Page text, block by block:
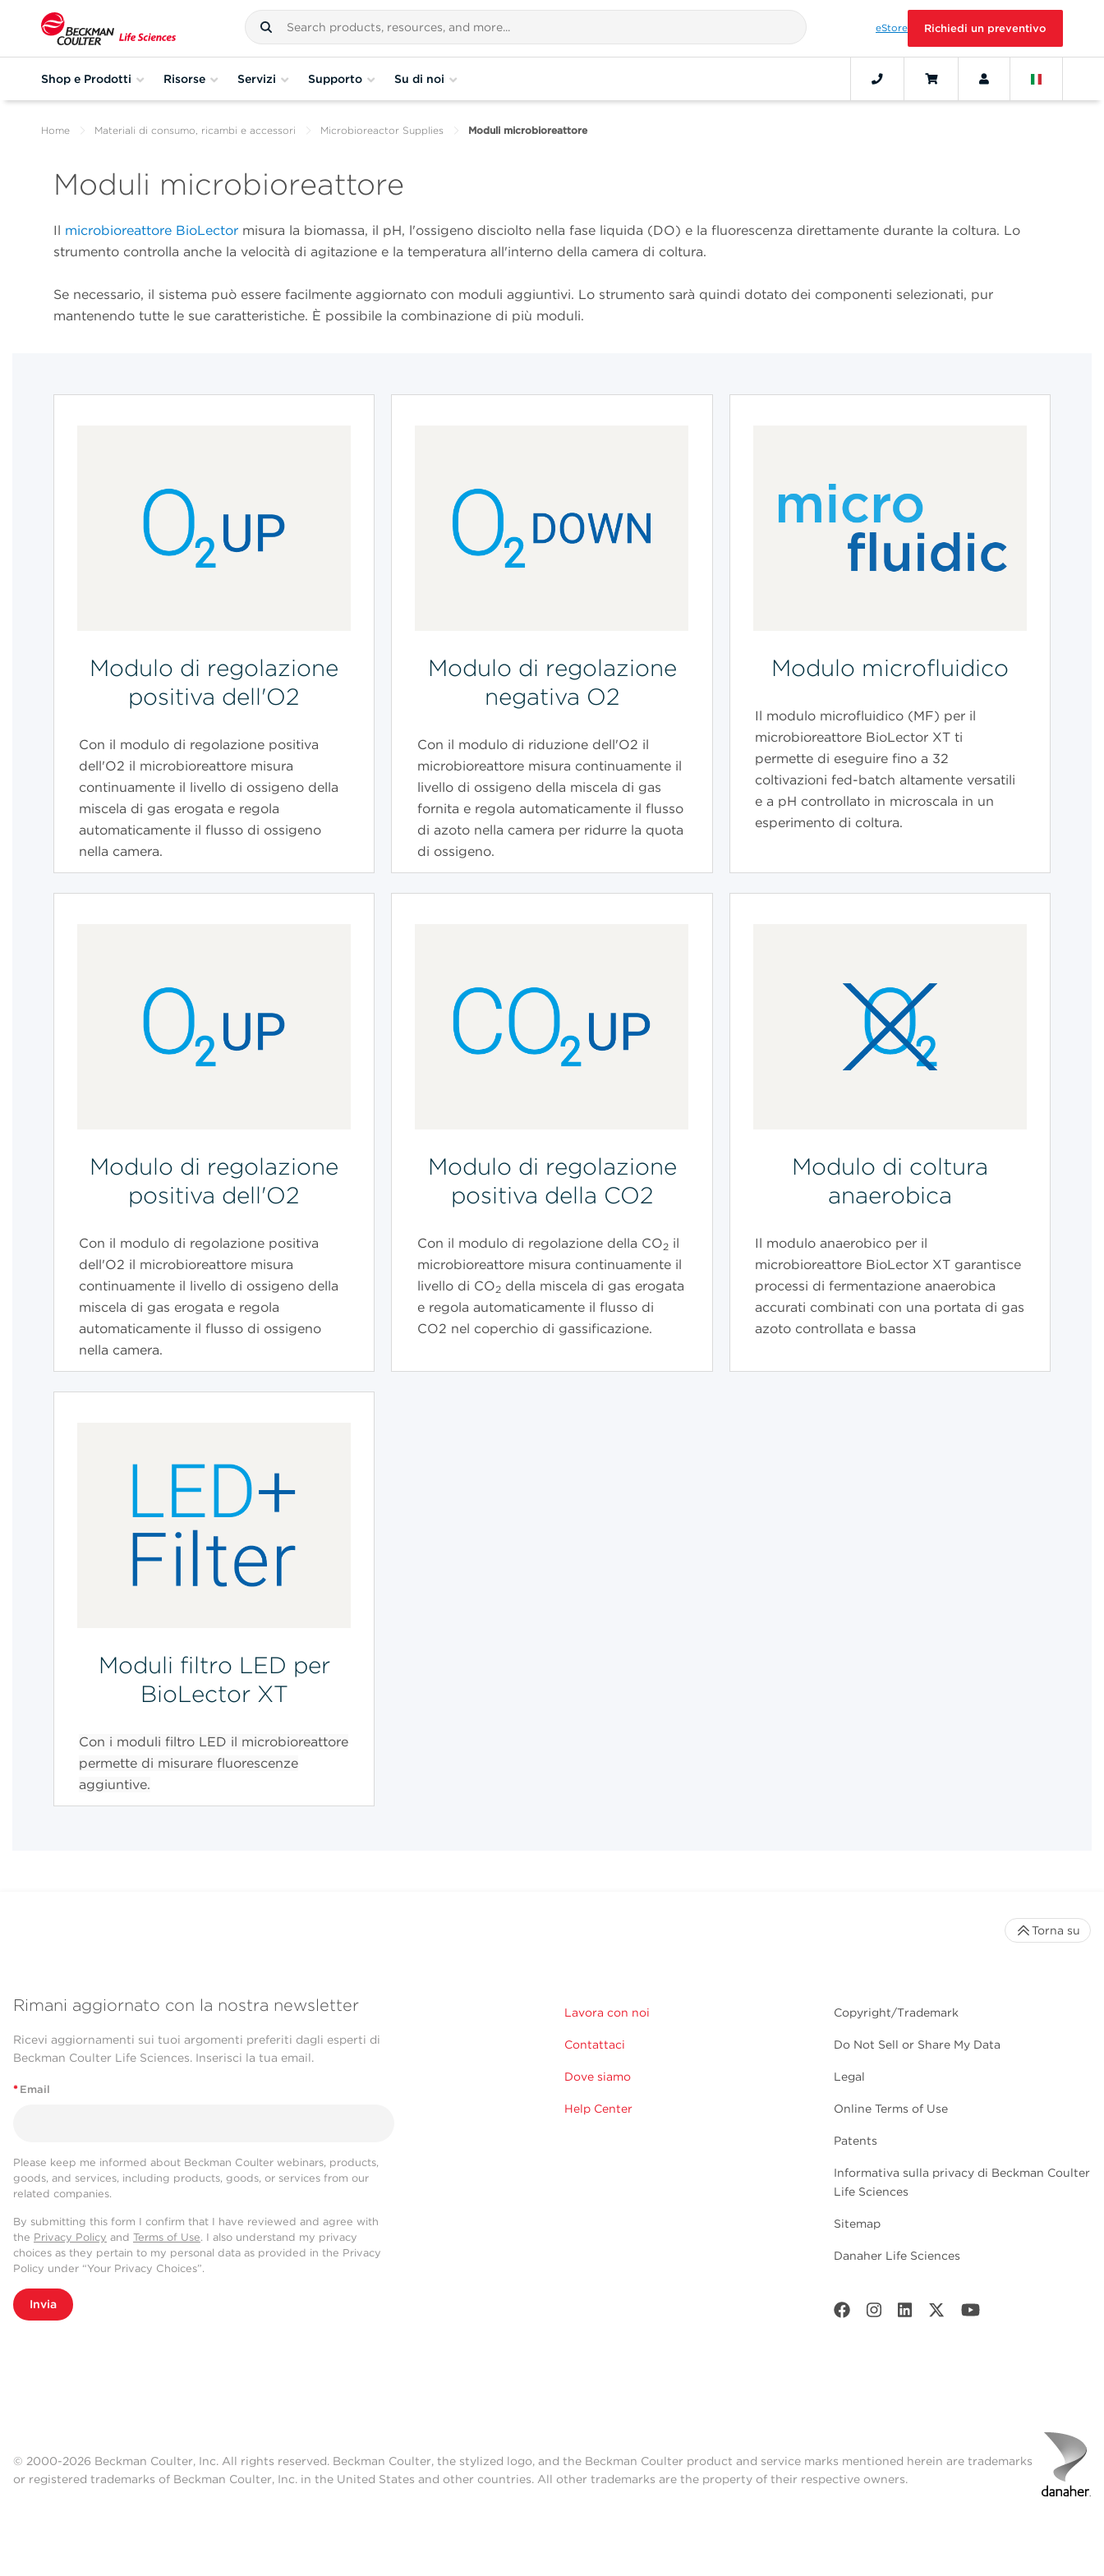
eStore Richiedi un preventivo
Shop e Prodotti Risorse Servizi Supporto Su di noi
Home Materiali di consumo, ricambi e accessori Microbioreactor Supplies Moduli microbioreattore
Moduli microbioreattore
Il microbioreattore BioLector misura la biomassa, il pH, l'ossigeno disciolto nella fase liquida (DO) e la fluorescenza direttamente durante la coltura. Lo
strumento controlla anche la velocità di agitazione e la temperatura all'interno della camera di coltura.
Se necessario, il sistema può essere facilmente aggiornato con moduli aggiuntivi. Lo strumento sarà quindi dotato dei componenti selezionati, pur
mantenendo tutte le sue caratteristiche. È possibile la combinazione di più moduli.
Modulo di regolazione
positiva dell'O2
Con il modulo di regolazione positiva
dell'O2 il microbioreattore misura
continuamente il livello di ossigeno della
miscela di gas erogata e regola
automaticamente il flusso di ossigeno
nella camera.
Modulo di regolazione
negativa O2
Con il modulo di riduzione dell'O2 il
microbioreattore misura continuamente il
livello di ossigeno della miscela di gas
fornita e regola automaticamente il flusso
di azoto nella camera per ridurre la quota
di ossigeno.
Modulo microfluidico
Il modulo microfluidico (MF) per il
microbioreattore BioLector XT ti
permette di eseguire fino a 32
coltivazioni fed-batch altamente versatili
e a pH controllato in microscala in un
esperimento di coltura.
Modulo di regolazione
positiva dell'O2
Con il modulo di regolazione positiva
dell'O2 il microbioreattore misura
continuamente il livello di ossigeno della
miscela di gas erogata e regola
automaticamente il flusso di ossigeno
nella camera.
Modulo di regolazione
positiva della CO2
Con il modulo di regolazione della CO2il
microbioreattore misura continuamente il
livello di CO2della miscela di gas erogata
e regola automaticamente il flusso di
CO2 nel coperchio di gassificazione.
Modulo di coltura
anaerobica
Il modulo anaerobico per il
microbioreattore BioLector XT garantisce
processi di fermentazione anaerobica
accurati combinati con una portata di gas
azoto controllata e bassa
Moduli filtro LED per
BioLector XT
Con i moduli filtro LED il microbioreattore
permette di misurare fluorescenze
aggiuntive.
Rimani aggiornato con la nostra newsletter
Ricevi aggiornamenti sui tuoi argomenti preferiti dagli esperti di
Beckman Coulter Life Sciences. Inserisci la tua email.
* Email
Please keep me informed about Beckman Coulter webinars, products,
goods, and services, including products, goods, or services from our
related companies.
By submitting this form I confirm that I have reviewed and agree with
the Privacy Policy and Terms of Use. I also understand my privacy
choices as they pertain to my personal data as provided in the Privacy
Policy under “Your Privacy Choices”.
Invia
Lavora con noi
Contattaci
Dove siamo
Help Center
Copyright/Trademark
Do Not Sell or Share My Data
Legal
Online Terms of Use
Patents
Informativa sulla privacy di Beckman Coulter
Life Sciences
Sitemap
Danaher Life Sciences
Torna su
© 2000-2026 Beckman Coulter, Inc. All rights reserved. Beckman Coulter, the stylized logo, and the Beckman Coulter product and service marks mentioned herein are trademarks
or registered trademarks of Beckman Coulter, Inc. in the United States and other countries. All other trademarks are the property of their respective owners.